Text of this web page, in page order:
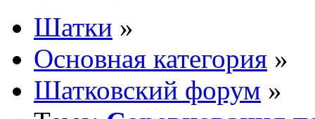
Шатки »
Основная категория »
Шатковский форум »